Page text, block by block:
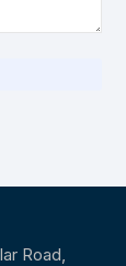
Road,